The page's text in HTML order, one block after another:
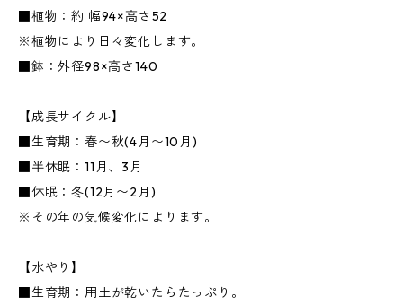
■植物：約 幅94×高さ52
※植物により日々変化します。
■鉢：外径98×高さ140
【成長サイクル】
■生育期：春〜秋(4月〜10月)
■半休眠：11月、3月
■休眠：冬(12月〜2月)
※その年の気候変化によります。
【水やり】
■生育期：用土が乾いたらたっぷり。